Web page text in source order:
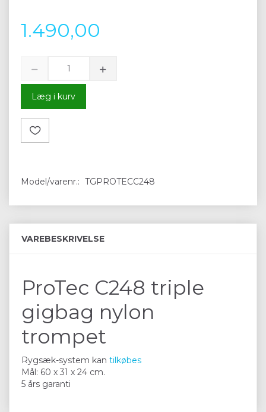
1.490,00
Læg i kurv
Model/varenr.: TGPROTECC248
VAREBESKRIVELSE
ProTec C248 triple
gigbag nylon
trompet
Rygsæk-system kan tilkøbes
Mål: 60 x 31 x 24 cm.
5 års garanti